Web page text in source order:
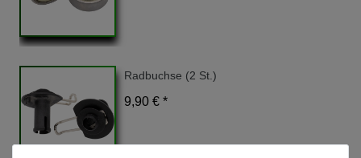
Radbuchse (2 St.)
9,90 € *